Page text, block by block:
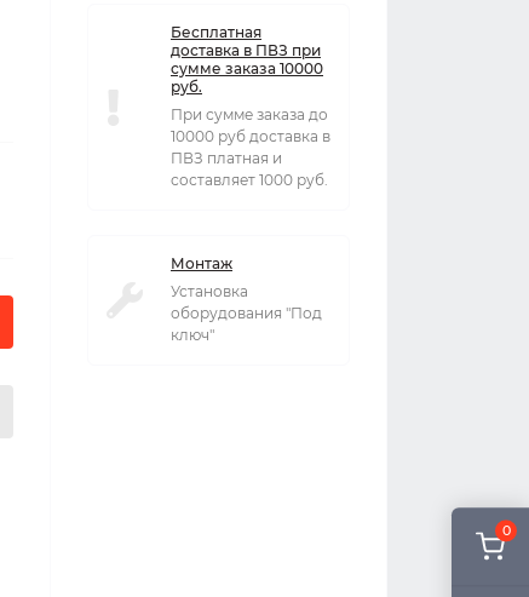
0
Бесплатная
доставка в ПВЗ при
сумме заказа 10000
руб.
При сумме заказа до
10000 руб доставка в
ПВЗ платная и
составляет 1000 руб.
Монтаж
Установка
оборудования "Под
ключ"